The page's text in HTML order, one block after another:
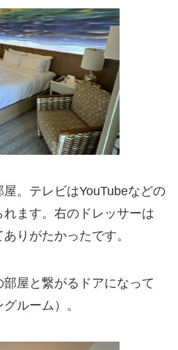
。テレビはYouTubeなどの
ます。右のドレッサーは
りがたかったです。
屋と繋がるドアになって
ルーム）。